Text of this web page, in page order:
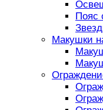
Пояс
Макушки